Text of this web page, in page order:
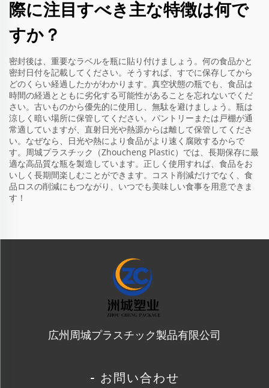
際に注目すべき主な特徴は何で
すか？
密封後は、重要なラベルを瓶に貼り付けましょう。何の食品かと
密封日付を記載してください。そうすれば、すでに保存してから
どのくらい経過したかがわかります。真空状態の瓶でも、食品は
時間の経過とともに劣化する可能性があることを忘れないでくだ
さい。古いものから優先的に使用し、無駄を避けましょう。瓶は
涼しく暗い場所に保管してください。パントリーまたは戸棚が通
常適していますが、直射日光や熱源からは離して保管してくださ
い。なぜなら、日光や熱により食品がより速く腐敗するからで
す。周城プラスチック（Zhoucheng Plastic）では、長期保存に最
適な高品質な瓶を製造しています。正しく使用すれば、食品をお
いしく長期間楽しむことができます。コスト削減だけでなく、食
品ロスの削減にもつながり、いつでも美味しい食事を用意できま
す！
広州周城プラスチック製品有限公司
- お問い合わせ